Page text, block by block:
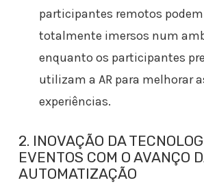
participantes remotos
totalmente imersos num
enquanto os participantes
utilizam a AR para melhorar
experiências.
2. INOVAÇÃO DA
EVENTOS COM O AVANÇO
AUTOMATIZAÇÃO